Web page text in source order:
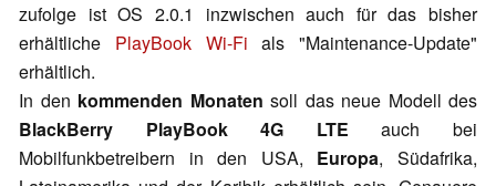
zufolge ist OS 2.0.1 inzwischen auch für das bisher
erhältliche PlayBook Wi-Fi als "Maintenance-Update"
erhältlich.
In den kommenden Monaten soll das neue Modell des
BlackBerry PlayBook 4G LTE auch bei
Mobilfunkbetreibern in den USA, Europa, Südafrika,